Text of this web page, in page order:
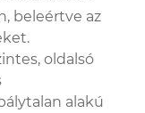
beleértve az
oldalsó
alakú